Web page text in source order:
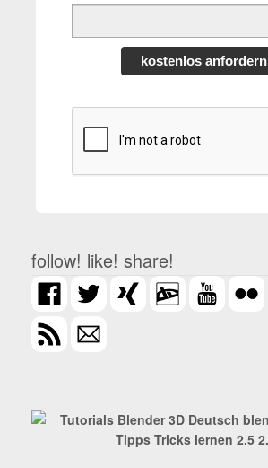
kostenlos anfordern
follow! like! share!